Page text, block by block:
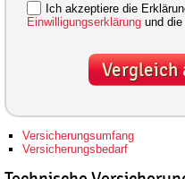
Ich akzeptiere die
Einwilligungserklärung und die
Vergleich
Versicherungsumfang
Versicherungsbedarf